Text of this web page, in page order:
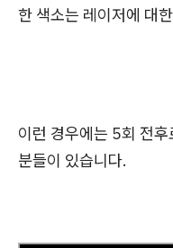
한 색소는 레이저에 대
이런 경우에는 5회 전
분들이 있습니다.